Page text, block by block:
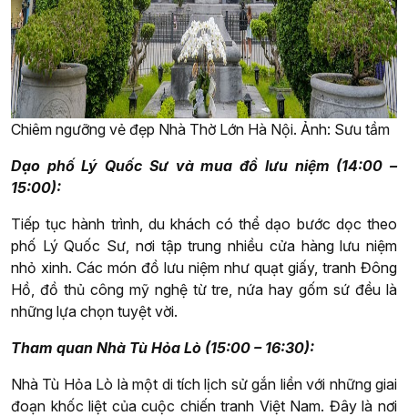
Chiêm ngưỡng vẻ đẹp Nhà Thờ Lớn Hà Nội. Ảnh: Sưu tầm
Dạo phố Lý Quốc Sư và mua đồ lưu niệm (14:00 –
15:00):
Tiếp tục hành trình, du khách có thể dạo bước dọc theo
phố Lý Quốc Sư, nơi tập trung nhiều cửa hàng lưu niệm
nhỏ xinh. Các món đồ lưu niệm như quạt giấy, tranh Đông
Hồ, đồ thủ công mỹ nghệ từ tre, nứa hay gốm sứ đều là
những lựa chọn tuyệt vời.
Tham quan Nhà Tù Hỏa Lò (15:00 – 16:30):
Nhà Tù Hỏa Lò là một di tích lịch sử gắn liền với những giai
đoạn khốc liệt của cuộc chiến tranh Việt Nam. Đây là nơi